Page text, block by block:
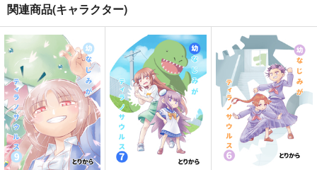
逢魔ヶ屋 2 「コトダ
マ」
ぽっぽこっこ
110円（税込）
オリジナル
君があこがれ 7
ゆゆ
330 円（税込）
オリジナル
スナイパー
The Basics
ミリタリーナレッジレ
ポーツ
1,650 （税込）
アシオ・グレース
ホワイト
サンプル
カート
アシオ・グレース
ホワイト
サンプル
カート
マフィン・フラガ
ハルナス・アイザラ
サンプル
カート
幼なじみがティラノサ
ウルス3
とりからの巣
330円（税込）
寺埜樹羅
サンプル
作品詳細
幼なじみがティラノサ
ウルス4
とりからの巣
330 円（税込）
寺埜樹羅
サンプル
幼なじみがティラノサ
ウルス6
とりからの巣
330円（税込）
寺埜樹羅
サンプル
作品詳細
関連商品(キャラクター)